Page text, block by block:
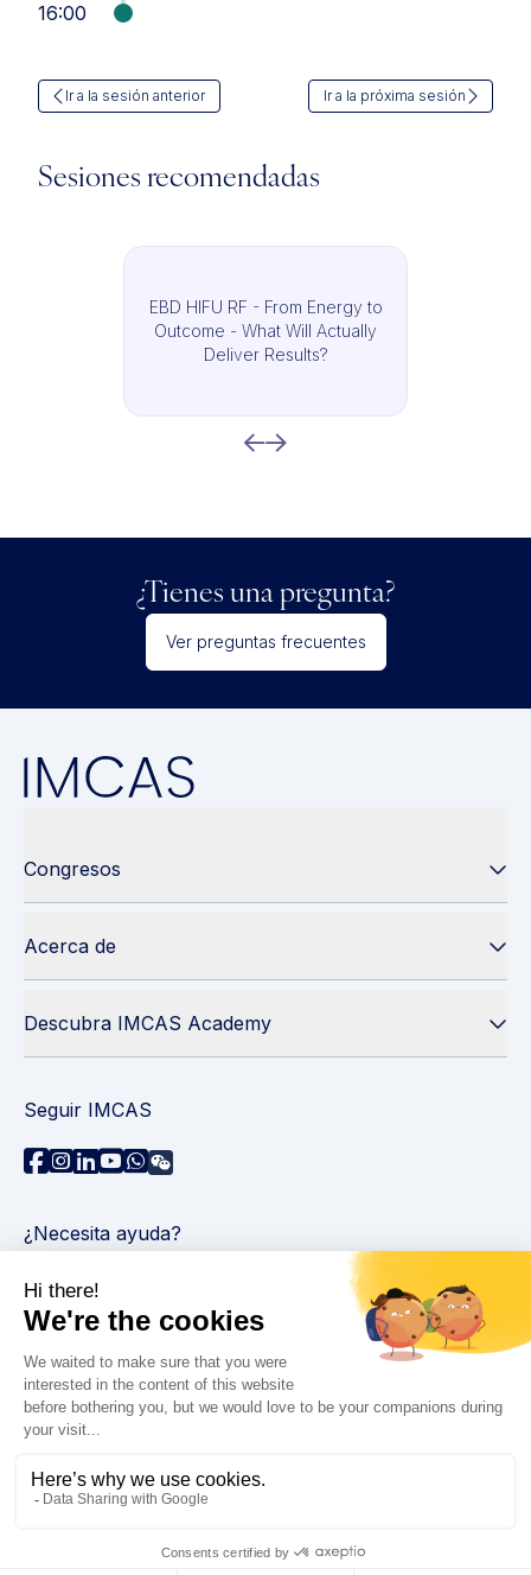
16:00
Ir a la sesión anterior Ir a la próxima sesión
Sesiones recomendadas
EBD HIFU RF - From Energy to
Outcome - What Will Actually
Deliver Results?
¿Tienes una pregunta?
Ver preguntas frecuentes
Congresos
Acerca de
Descubra IMCAS Academy
Seguir IMCAS
¿Necesita ayuda?
Contáctenos
Leer preguntas frecuentes
Política de privacidad
Información legal
© 2026 IMCAS Curso Internacional de Maestría en